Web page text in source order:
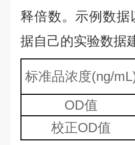
释倍数。示例数
据自己的实验数据
标准品浓度(ng/
OD值
校正OD值